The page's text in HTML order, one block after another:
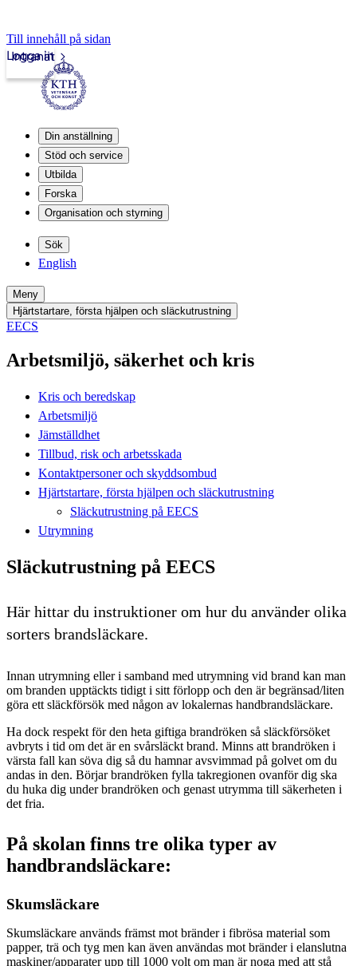
Till innehåll på sidan
Intranät
Logga in
Din anställning
Stöd och service
Utbilda
Forska
Organisation och styrning
Sök
English
Meny
Hjärtstartare, första hjälpen och släckutrustning
EECS
Arbetsmiljö, säkerhet och kris
Kris och beredskap
Arbetsmiljö
Jämställdhet
Tillbud, risk och arbetsskada
Kontaktpersoner och skyddsombud
Hjärtstartare, första hjälpen och släckutrustning
Släckutrustning på EECS
Utrymning
Släckutrustning på EECS
Här hittar du instruktioner om hur du använder olika
sorters brandsläckare.
Innan utrymning eller i samband med utrymning vid brand kan man
om branden upptäckts tidigt i sitt förlopp och den är begränsad/liten
göra ett släckförsök med någon av lokalernas handbrandsläckare.
Ha dock respekt för den heta giftiga brandröken så släckförsöket
avbryts i tid om det är en svårsläckt brand. Minns att brandröken i
värsta fall kan söva dig så du hamnar avsvimmad på golvet om du
andas in den. Börjar brandröken fylla takregionen ovanför dig ska
du huka dig under brandröken och genast utrymma till säkerheten i
det fria.
På skolan finns tre olika typer av
handbrandsläckare:
Skumsläckare
Skumsläckare används främst mot bränder i fibrösa material som
papper, trä och tyg men kan även användas mot bränder i elanslutna
maskiner/apparater upp till 1000 volt om man är noga med att stå